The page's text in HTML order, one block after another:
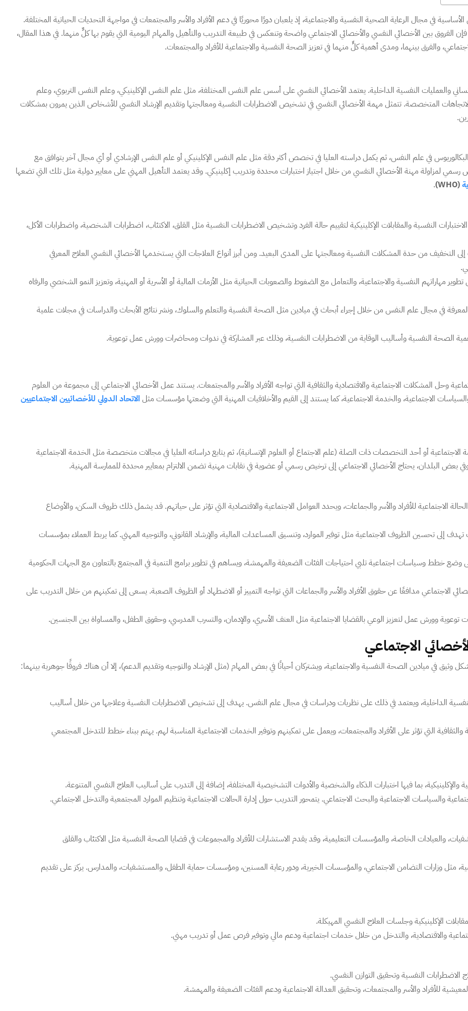
في مجال الرعاية الصحية النفسية والاجتماعية، إذ يلعبان دورًا محوريًا في دعم الأفراد والأسر والمجتمعات في مواجهة التحديات الحياتية المختلفة.
الفروق بين الأخصائي النفسي والأخصائي الاجتماعي واضحة وتنعكس في طبيعة التدريب والتأهيل والمهام اليومية التي يقوم بها كلٌّ منهما. في هذا المقال،
والفرق بينهما، ومدى أهمية كلٍّ منهما في تعزيز الصحة النفسية والاجتماعية للأفراد والمجتمعات.
والعمليات النفسية الداخلية. يعتمد الأخصائي النفسي على أسس علم النفس المختلفة، مثل علم النفس الإكلينيكي، وعلم النفس التربوي، وعلم
المتخصصة. تتمثل مهمة الأخصائي النفسي في تشخيص الاضطرابات النفسية ومعالجتها وتقديم الإرشاد النفسي للأشخاص الذين يمرون بمشكلات
في علم النفس، ثم يكمل دراسته العليا في تخصص أكثر دقة مثل علم النفس الإكلينيكي أو علم النفس الإرشادي أو أي مجال آخر يتوافق مع
لمزاولة مهنة الأخصائي النفسي من خلال اجتياز اختبارات محددة وتدريب إكلينيكي. وقد يعتمد التأهيل المهني على معايير دولية مثل تلك التي تضعها
(WHO)
.
النفسية والمقابلات الإكلينيكية لتقييم حالة الفرد وتشخيص الاضطرابات النفسية مثل القلق، الاكتئاب، اضطرابات الشخصية، واضطرابات الأكل،
التخفيف من حدة المشكلات النفسية ومعالجتها على المدى البعيد. ومن أبرز أنواع العلاجات التي يستخدمها الأخصائي النفسي العلاج المعرفي
مهاراتهم النفسية والاجتماعية، والتعامل مع الضغوط والصعوبات الحياتية مثل الأزمات المالية أو الأسرية أو المهنية، وتعزيز النمو الشخصي والرفاه
في مجال علم النفس من خلال إجراء أبحاث في ميادين مثل الصحة النفسية والتعلم والسلوك، ونشر نتائج الأبحاث والدراسات في مجلات علمية
الصحة النفسية وأساليب الوقاية من الاضطرابات النفسية، وذلك عبر المشاركة في ندوات ومحاضرات وورش عمل توعوية.
وحل المشكلات الاجتماعية والاقتصادية والثقافية التي تواجه الأفراد والأسر والمجتمعات. يستند عمل الأخصائي الاجتماعي إلى مجموعة من العلوم
الاجتماعية، والخدمة الاجتماعية، كما يستند إلى القيم والأخلاقيات المهنية التي وضعتها مؤسسات مثل الاتحاد الدولي للأخصائيين الاجتماعيين
أو أحد التخصصات ذات الصلة (علم الاجتماع أو العلوم الإنسانية)، ثم يتابع دراساته العليا في مجالات متخصصة مثل الخدمة الاجتماعية
وفي بعض البلدان، يحتاج الأخصائي الاجتماعي إلى ترخيص رسمي أو عضوية في نقابات مهنية تضمن الالتزام بمعايير محددة للممارسة المهنية.
الاجتماعية للأفراد والأسر والجماعات، ويحدد العوامل الاجتماعية والاقتصادية التي تؤثر على حياتهم. قد يشمل ذلك ظروف السكن، والأوضاع
إلى تحسين الظروف الاجتماعية مثل توفير الموارد، وتنسيق المساعدات المالية، والإرشاد القانوني، والتوجيه المهني. كما يربط العملاء بمؤسسات
وضع خطط وسياسات اجتماعية تلبي احتياجات الفئات الضعيفة والمهمشة، ويساهم في تطوير برامج التنمية في المجتمع بالتعاون مع الجهات الحكومية
الاجتماعي مدافعًا عن حقوق الأفراد والأسر والجماعات التي تواجه التمييز أو الاضطهاد أو الظروف الصعبة. يسعى إلى تمكينهم من خلال التدريب على
توعوية وورش عمل لتعزيز الوعي بالقضايا الاجتماعية مثل العنف الأسري، والإدمان، والتسرب المدرسي، وحقوق الطفل، والمساواة بين الجنسين.
الاجتماعي
وثيق في ميادين الصحة النفسية والاجتماعية، ويشتركان أحيانًا في بعض المهام (مثل الإرشاد والتوجيه وتقديم الدعم)، إلا أن هناك فروقًا جوهرية بينهما:
الداخلية، ويعتمد في ذلك على نظريات ودراسات في مجال علم النفس. يهدف إلى تشخيص الاضطرابات النفسية وعلاجها من خلال أساليب
والثقافية التي تؤثر على الأفراد والمجتمعات، ويعمل على تمكينهم وتوفير الخدمات الاجتماعية المناسبة لهم. يهتم ببناء خطط للتدخل المجتمعي
والإكلينيكية، بما فيها اختبارات الذكاء والشخصية والأدوات التشخيصية المختلفة، إضافة إلى التدرب على أساليب العلاج النفسي المتنوعة.
والسياسات الاجتماعية والبحث الاجتماعي. يتمحور التدريب حول إدارة الحالات الاجتماعية وتنظيم الموارد المجتمعية والتدخل الاجتماعي.
والعيادات الخاصة، والمؤسسات التعليمية، وقد يقدم الاستشارات للأفراد والمجموعات في قضايا الصحة النفسية مثل الاكتئاب والقلق
مثل وزارات التضامن الاجتماعي، والمؤسسات الخيرية، ودور رعاية المسنين، ومؤسسات حماية الطفل، والمستشفيات، والمدارس. يركز على تقديم
الإكلينيكية وجلسات العلاج النفسي المهيكلة.
والاقتصادية، والتدخل من خلال خدمات اجتماعية ودعم مالي وتوفير فرص عمل أو تدريب مهني.
الاضطرابات النفسية وتحقيق التوازن النفسي.
للأفراد والأسر والمجتمعات، وتحقيق العدالة الاجتماعية ودعم الفئات الضعيفة والمهمشة.